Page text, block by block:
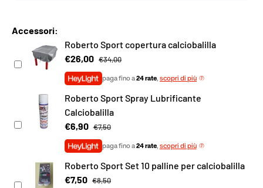
Accessori:
Roberto Sport copertura calciobalilla
€26,00 €34,00
paga fino a24 rate, scopri di più
Roberto Sport Spray Lubrificante
Calciobalilla
€6,90 €7,50
paga fino a24 rate, scopri di più
Roberto Sport Set 10 palline per calciobalilla
€7,50 €8,50